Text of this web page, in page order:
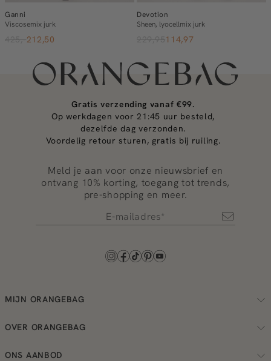
Ganni
Viscosemix jurk
212,50
Devotion
Sheen, lyocellmix jurk
114,97
Gratis verzending vanaf €99.
Op werkdagen voor 21:45 uur besteld,
dezelfde dag verzonden.
Voordelig retour sturen, gratis bij ruiling.
Meld je aan voor onze nieuwsbrief en
ontvang 10% korting, toegang tot trends,
pre-shopping en meer.
MIJN ORANGEBAG
OVER ORANGEBAG
ONS AANBOD